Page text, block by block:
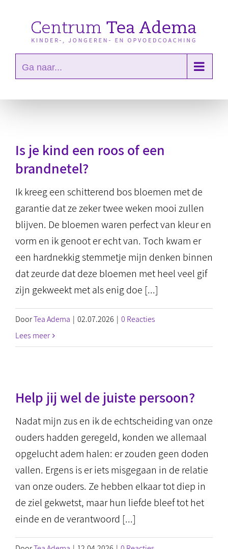
Ga naar...
Is je kind een roos of een
brandnetel?
Ik kreeg een schitterend bos bloemen met de
garantie dat ze zeker twee weken mooi zullen
blijven. De bloemen waren perfect van kleur en
vorm en ik genoot er echt van. Toch kwam er
een hardnekkig stemmetje mijn denken binnen
dat zeurde dat deze bloemen met heel veel gif
zijn gekweekt met als enig doe [...]
DoorTea Adema | 02.07.2026 | 0 Reacties
Lees meer
Help jij wel de juiste persoon?
Nadat mijn zus en ik de echtscheiding van onze
ouders hadden geregeld, konden we allemaal
opgelucht adem halen: er zouden geen doden
vallen. Ergens is er iets misgegaan in de relatie
van onze ouders. Ze hebben elkaar tot diep in
de ziel gekwetst, maar hun liefde bleef tot het
einde en de verantwoord [...]